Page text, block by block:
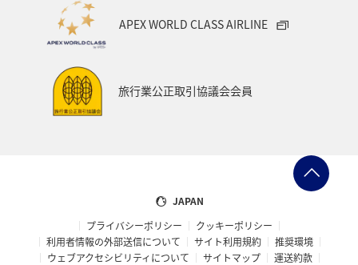
APEX WORLD CLASS AIRLINE
旅行業公正取引協議会会員
JAPAN
プライバシーポリシー
クッキーポリシー
利用者情報の外部送信について
サイト利用規約
推奨環境
ウェブアクセシビリティについて
サイトマップ
運送約款